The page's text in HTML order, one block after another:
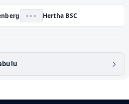
- - - Hertha BSC